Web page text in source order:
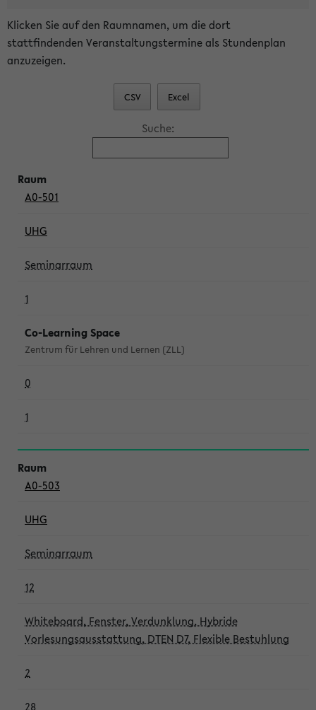
Klicken Sie auf den Raumnamen, um die dort
stattfindenden Veranstaltungstermine als Stundenplan
anzuzeigen.
CSV Excel
Suche:
A0-501
UHG
Seminarraum
1
Co-Learning Space
Zentrum für Lehren und Lernen (ZLL)
0
1
A0-503
UHG
Seminarraum
12
Whiteboard, Fenster, Verdunklung, Hybride
Vorlesungsausstattung, DTEN D7, Flexible Bestuhlung
2
28